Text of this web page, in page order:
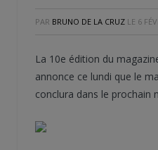
PAR BRUNO DE LA CRUZ LE 6
La 10e édition du
annonce ce lundi que le
conclura dans le prochain